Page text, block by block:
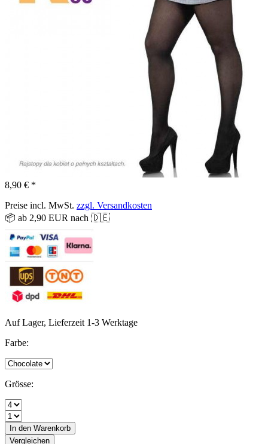
8,90 € *
Preise incl. MwSt. zzgl. Versandkosten
📦 ab 2,90 EUR nach 🇩🇪
Auf Lager, Lieferzeit 1-3 Werktage
Farbe:
Grösse:
In den Warenkorb
Vergleichen